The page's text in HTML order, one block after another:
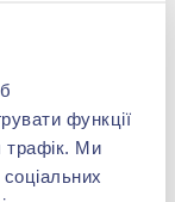
функції
трафік. Ми